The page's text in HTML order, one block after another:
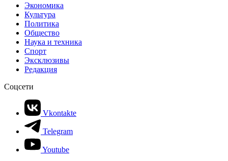
Экономика
Культура
Политика
Общество
Наука и техника
Спорт
Эксклюзивы
Редакция
Соцсети
Vkontakte
Telegram
Youtube